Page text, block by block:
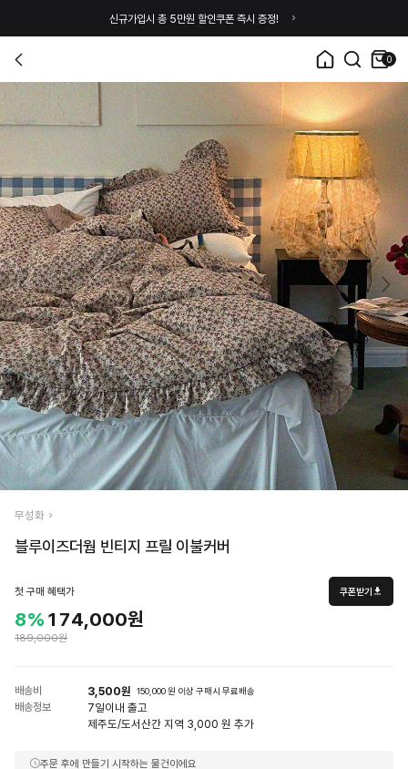
신규가입시 총 5만원 할인쿠폰 즉시 증정!
0
무성화
블루이즈더웜 빈티지 프릴 이불커버
첫 구매 혜택가 쿠폰받기
8% 174,000원
189,000원
배송비 3,500원 150,000 원 이상 구매시 무료배송
배송정보 7일이내 출고
제주도/도서산간 지역 3,000 원 추가
주문 후에 만들기 시작하는 물건이에요